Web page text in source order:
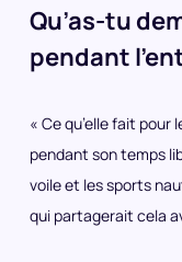
Qu’as-tu
pendant
« Ce qu’elle fait pour
pendant son temps
voile et les sports
qui partagerait cela